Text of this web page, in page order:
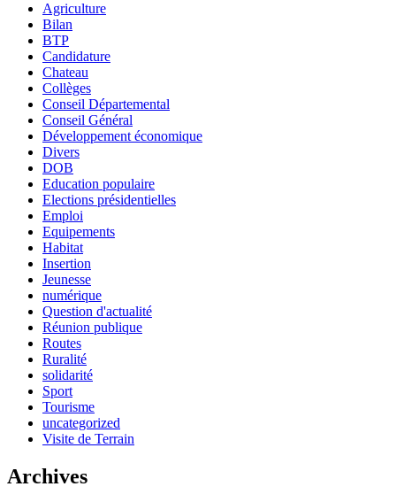
Agriculture
Bilan
BTP
Candidature
Chateau
Collèges
Conseil Départemental
Conseil Général
Développement économique
Divers
DOB
Education populaire
Elections présidentielles
Emploi
Equipements
Habitat
Insertion
Jeunesse
numérique
Question d'actualité
Réunion publique
Routes
Ruralité
solidarité
Sport
Tourisme
uncategorized
Visite de Terrain
Archives